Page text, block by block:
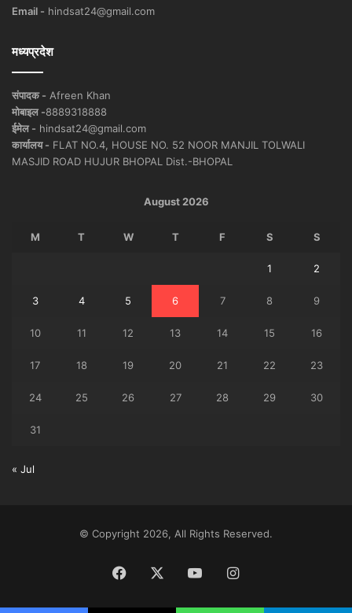
Email - hindsat24@gmail.com
मध्यप्रदेश
संपादक - Afreen Khan
मोबाइल -8889318888
ईमेल - hindsat24@gmail.com
कार्यालय - FLAT NO.4, HOUSE NO. 52 NOOR MANJIL TOLWALI
MASJID ROAD HUJUR BHOPAL Dist.-BHOPAL
August 2026
M T W T F S S
1 2
3 4 5 6 7 8 9
10 11 12 13 14 15 16
17 18 19 20 21 22 23
24 25 26 27 28 29 30
31
« Jul
© Copyright 2026, All Rights Reserved.
Facebook YouTubeInstagram